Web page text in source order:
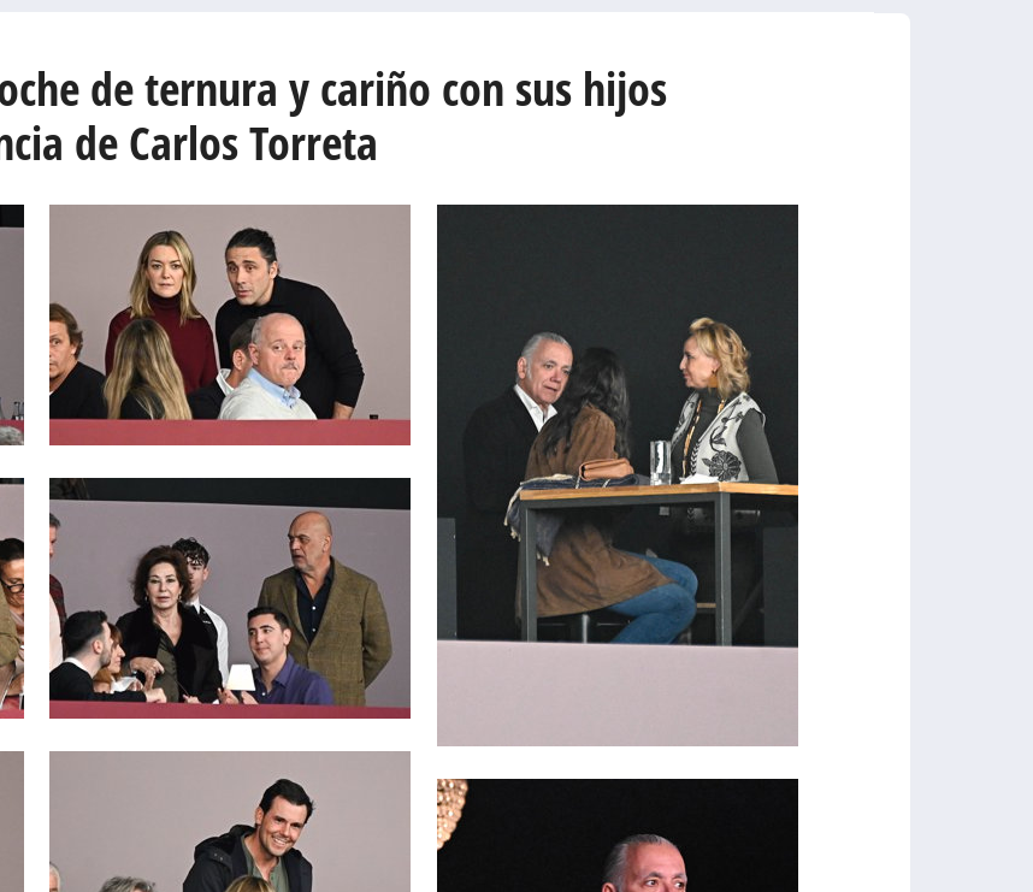
de ternura y cariño con sus hijos
de Carlos Torreta